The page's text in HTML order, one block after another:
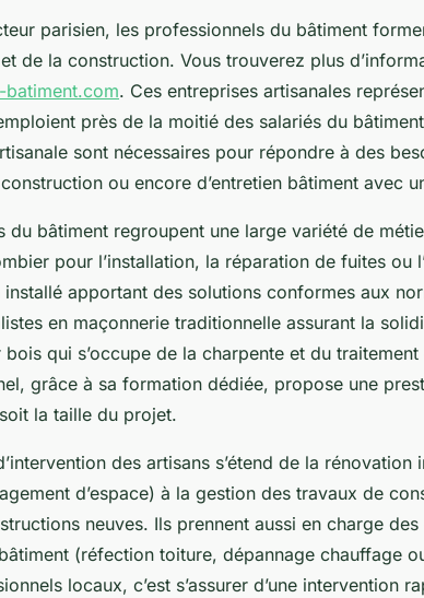
parisien, les professionnels du bâtiment
de la construction. Vous trouverez plus
batiment.com. Ces entreprises artisanales
près de la moitié des salariés du
sont nécessaires pour répondre à des
ou encore d’entretien bâtiment avec
du bâtiment regroupent une large variété de
pour l’installation, la réparation de fuites ou
installé apportant des solutions conformes aux
en maçonnerie traditionnelle assurant la
bois qui s’occupe de la charpente et du
grâce à sa formation dédiée, propose une
la taille du projet.
des artisans s’étend de la
d’espace) à la gestion des travaux de
neuves. Ils prennent aussi en charge
(réfection toiture, dépannage chauffage
locaux, c’est s’assurer d’une intervention